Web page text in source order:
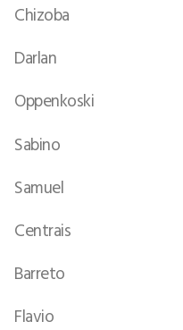
Chizoba
Darlan
Oppenkoski
Sabino
Samuel
Centrais
Barreto
Flavio